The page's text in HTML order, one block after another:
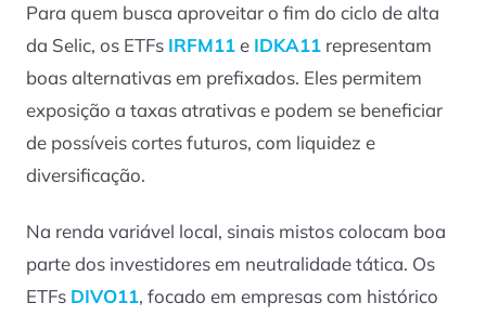
Para quem busca aproveitar o fim do ciclo de alta
da Selic, os ETFs IRFM11e IDKA11 representam
boas alternativas em prefixados. Eles permitem
exposição a taxas atrativas e podem se beneficiar
de possíveis cortes futuros, com liquidez e
diversificação.
Na renda variável local, sinais mistos colocam boa
parte dos investidores em neutralidade tática. Os
ETFs DIVO11, focado em empresas com histórico